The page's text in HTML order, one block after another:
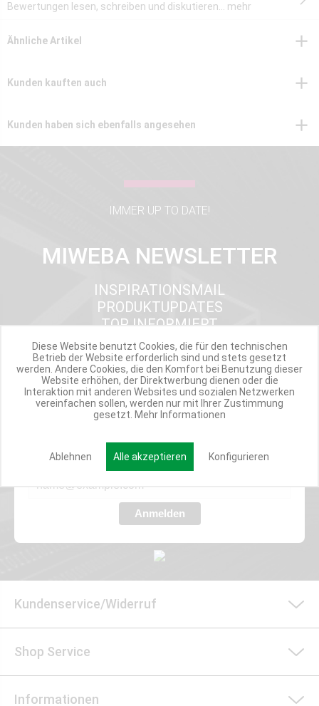
Bewertungen lesen, schreiben und diskutieren... mehr
Ähnliche Artikel
Kunden kauften auch
Kunden haben sich ebenfalls angesehen
IMMER UP TO DATE!
MIWEBA NEWSLETTER
INSPIRATIONSMAIL
PRODUKTUPDATES
TOP INFORMIERT
ANGEBOTE
Werde Teil der Miweba Community!
E-MAIL*
Anmelden
Kundenservice/Widerruf
Shop Service
Informationen
Diese Website benutzt Cookies, die für den technischen
Betrieb der Website erforderlich sind und stets gesetzt
werden. Andere Cookies, die den Komfort bei Benutzung dieser
Website erhöhen, der Direktwerbung dienen oder die
Interaktion mit anderen Websites und sozialen Netzwerken
vereinfachen sollen, werden nur mit Ihrer Zustimmung
gesetzt. Mehr Informationen
Ablehnen Alle akzeptieren Konfigurieren